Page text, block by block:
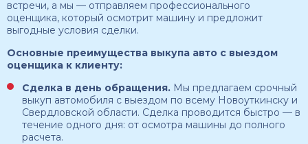
встречи, а мы — отправляем профессионального
оценщика, который осмотрит машину и предложит
выгодные условия сделки.
Основные преимущества выкупа авто с выездом
оценщика к клиенту:
Сделка в день обращения. Мы предлагаем срочный
выкуп автомобиля с выездом по всему Новоуткинску и
Свердловской области. Сделка проводится быстро — в
течение одного дня: от осмотра машины до полного
расчета.